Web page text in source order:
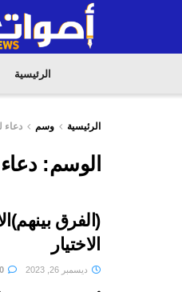
الرئيسية
الرئيسية وسم دعاء
الوسم:
(الفرق
الاختيار
ديسمبر 26, 2023